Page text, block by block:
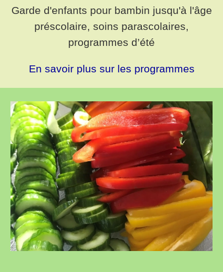
Garde d'enfants pour bambin jusqu'à l'âge
préscolaire, soins parascolaires,
programmes d’été
En savoir plus sur les programmes